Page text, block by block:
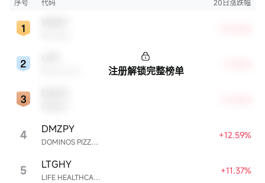
序号
代码 20日涨跌幅
4 DOMINOS PIZZA ENTERPRISES LIMITED UNSP ADR EACH REPR 0.5 ORD SHS
DMZPY +12.59%
5 LIFE HEALTHCARE GROUP HOLDINGS UNSPON ADR EA REPR 4 ORD ZAR0.00
LTGHY +11.37%
注册解锁完整榜单